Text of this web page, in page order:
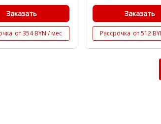
Заказать
от 354 BYN / мес
Заказать
Рассрочка от 512